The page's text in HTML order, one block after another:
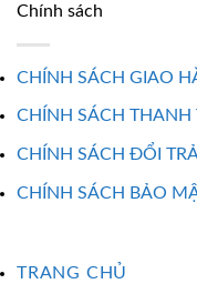
Chính sách
CHÍNH SÁCH GIAO
CHÍNH SÁCH THANH
CHÍNH SÁCH ĐỔI
CHÍNH SÁCH BẢO
TRANG CHỦ